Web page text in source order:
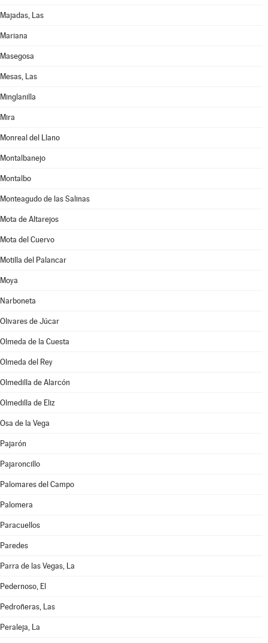
Majadas, Las
Mariana
Masegosa
Mesas, Las
Minglanilla
Mira
Monreal del Llano
Montalbanejo
Montalbo
Monteagudo de las Salinas
Mota de Altarejos
Mota del Cuervo
Motilla del Palancar
Moya
Narboneta
Olivares de Júcar
Olmeda de la Cuesta
Olmeda del Rey
Olmedilla de Alarcón
Olmedilla de Eliz
Osa de la Vega
Pajarón
Pajaroncillo
Palomares del Campo
Palomera
Paracuellos
Paredes
Parra de las Vegas, La
Pedernoso, El
Pedroñeras, Las
Peraleja, La